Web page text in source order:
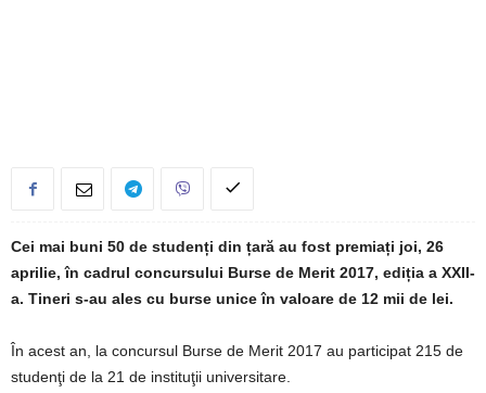
Cei mai buni 50 de studenți din țară au fost premiați joi, 26
aprilie, în cadrul concursului Burse de Merit 2017, ediția a XXII-
a. Tineri s-au ales cu burse unice în valoare de 12 mii de lei.
În acest an, la concursul Burse de Merit 2017 au participat 215 de
studenţi de la 21 de instituţii universitare.